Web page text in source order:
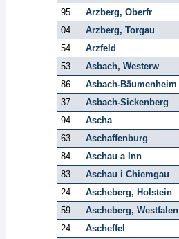
95
Arzberg, Oberfr
04
Arzberg, Torgau
54
Arzfeld
53
Asbach, Westerw
86
Asbach-Bäumenheim
37
Asbach-Sickenberg
94
Ascha
63
Aschaffenburg
84
Aschau a Inn
83
Aschau i Chiemgau
24
Ascheberg, Holstein
59
Ascheberg, Westfalen
24
Ascheffel